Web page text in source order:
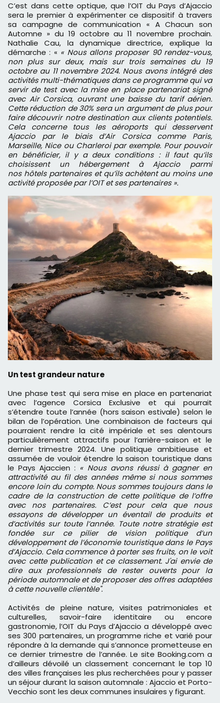
C’est dans cette optique, que l’OIT du Pays d’Ajaccio
sera le premier à expérimenter ce dispositif à travers
sa campagne de communication « A Chacun son
Automne » du 19 octobre au 11 novembre prochain.
Nathalie Cau, la dynamique directrice, explique la
démarche : « « Nous allons proposer 90 rendez-vous,
non plus sur deux, mais sur trois semaines du 19
octobre au 11 novembre 2024. Nous avons intégré des
activités multi-thématiques dans ce programme qui va
servir de test avec la mise en place partenariat signé
avec Air Corsica, ouvrant une baisse du tarif aérien.
Cette réduction de 30% sera un argument de plus pour
faire découvrir notre destination aux clients potentiels.
Cela concerne tous les aéroports qui desservent
Ajaccio par le biais d’Air Corsica comme Paris,
Marseille, Nice ou Charleroi par exemple. Pour pouvoir
en bénéficier, il y a deux conditions : il faut qu’ils
choisissent un hébergement à Ajaccio parmi
nos hôtels partenaires et qu’ils achètent au moins une
activité proposée par l’OIT et ses partenaires ».
Un test grandeur nature
Une phase test qui sera mise en place en partenariat
avec l’agence Corsica Exclusive et qui pourrait
s’étendre toute l’année (hors saison estivale) selon le
bilan de l’opération. Une combinaison de facteurs qui
pourraient rendre la cité impériale et ses alentours
particulièrement attractifs pour l’arrière-saison et le
dernier trimestre 2024. Une politique ambitieuse et
assumée de vouloir étendre la saison touristique dans
le Pays Ajaccien : « Nous avons réussi à gagner en
attractivité au fil des années même si nous sommes
encore loin du compte. Nous sommes toujours dans le
cadre de la construction de cette politique de l’offre
avec nos partenaires. C’est pour cela que nous
essayons de développer un éventail de produits et
d’activités sur toute l’année. Toute notre stratégie est
fondée sur ce pilier de vision politique d’un
développement de l’économie touristique dans le Pays
d’Ajaccio. Cela commence à porter ses fruits, on le voit
avec cette publication et ce classement. J'ai envie de
dire aux professionnels de rester ouverts pour la
période automnale et de proposer des offres adaptées
à cette nouvelle clientèle".
Activités de pleine nature, visites patrimoniales et
culturelles, savoir-faire identitaire ou encore
gastronomie, l’OIT du Pays d’Ajaccio a développé avec
ses 300 partenaires, un programme riche et varié pour
répondre à la demande qui s’annonce prometteuse en
ce dernier trimestre de l’année. Le site Booking.com a
d’ailleurs dévoilé un classement concernant le top 10
des villes françaises les plus recherchées pour y passer
un séjour durant la saison automnale : Ajaccio et Porto-
Vecchio sont les deux communes insulaires y figurant.